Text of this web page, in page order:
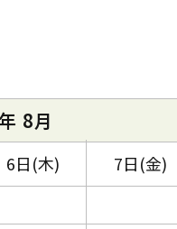
8月
6日(木) 7日(金)